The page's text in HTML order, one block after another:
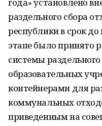
раздельного сбора
республики в срок
этапе было принято
системы
образовательных
контейнерами для
коммунальных
приведенным на